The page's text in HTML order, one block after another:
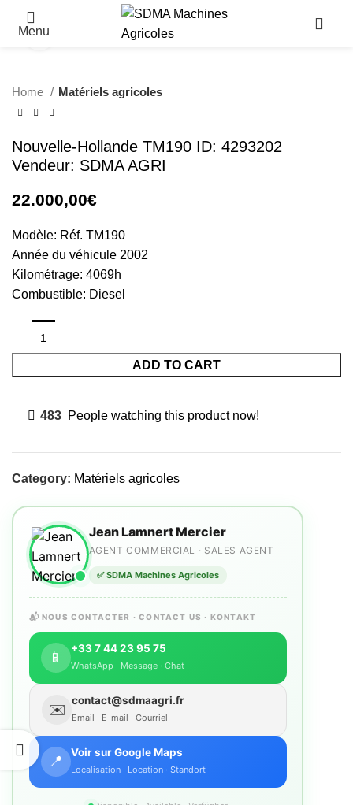
Menu Click to enlarge
Home Matériels agricoles
Nouvelle-Hollande TM190 ID: 4293202
Vendeur: SDMA AGRI
22.000,00€
Modèle: Réf. TM190
Année du véhicule 2002
Kilométrage: 4069h
Combustible: Diesel
ADD TO CART
483 People watching this product now!
Category: Matériels agricoles
Jean Lamnert Mercier
AGENT COMMERCIAL · SALES AGENT
✅ SDMA Machines Agricoles
📬 NOUS CONTACTER · CONTACT US · KONTAKT
📱
+33 7 44 23 95 75
WhatsApp · Message · Chat
✉️
contact@sdmaagri.fr
Email · E-mail · Courriel
📍
Voir sur Google Maps
Localisation · Location · Standort